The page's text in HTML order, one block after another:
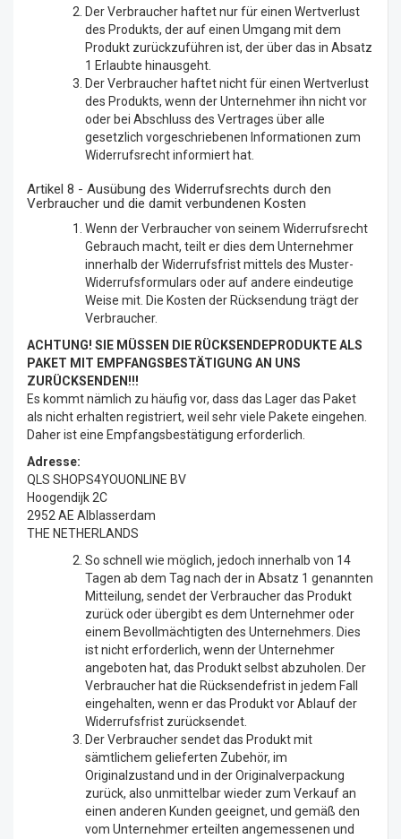
Der Verbraucher haftet nur für einen Wertverlust
des Produkts, der auf einen Umgang mit dem
Produkt zurückzuführen ist, der über das in Absatz
1 Erlaubte hinausgeht.
Der Verbraucher haftet nicht für einen Wertverlust
des Produkts, wenn der Unternehmer ihn nicht vor
oder bei Abschluss des Vertrages über alle
gesetzlich vorgeschriebenen Informationen zum
Widerrufsrecht informiert hat.
Artikel 8 - Ausübung des Widerrufsrechts durch den
Verbraucher und die damit verbundenen Kosten
Wenn der Verbraucher von seinem Widerrufsrecht
Gebrauch macht, teilt er dies dem Unternehmer
innerhalb der Widerrufsfrist mittels des Muster-
Widerrufsformulars oder auf andere eindeutige
Weise mit. Die Kosten der Rücksendung trägt der
Verbraucher.
ACHTUNG! SIE MÜSSEN DIE RÜCKSENDEPRODUKTE ALS
PAKET MIT EMPFANGSBESTÄTIGUNG AN UNS
ZURÜCKSENDEN!!!
Es kommt nämlich zu häufig vor, dass das Lager das Paket
als nicht erhalten registriert, weil sehr viele Pakete eingehen.
Daher ist eine Empfangsbestätigung erforderlich.
Adresse:
QLS SHOPS4YOUONLINE BV
Hoogendijk 2C
2952 AE Alblasserdam
THE NETHERLANDS
So schnell wie möglich, jedoch innerhalb von 14
Tagen ab dem Tag nach der in Absatz 1 genannten
Mitteilung, sendet der Verbraucher das Produkt
zurück oder übergibt es dem Unternehmer oder
einem Bevollmächtigten des Unternehmers. Dies
ist nicht erforderlich, wenn der Unternehmer
angeboten hat, das Produkt selbst abzuholen. Der
Verbraucher hat die Rücksendefrist in jedem Fall
eingehalten, wenn er das Produkt vor Ablauf der
Widerrufsfrist zurücksendet.
Der Verbraucher sendet das Produkt mit
sämtlichem gelieferten Zubehör, im
Originalzustand und in der Originalverpackung
zurück, also unmittelbar wieder zum Verkauf an
einen anderen Kunden geeignet, und gemäß den
vom Unternehmer erteilten angemessenen und